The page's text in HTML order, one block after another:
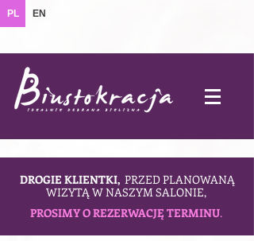
PL EN
DROGIE KLIENTKI, PRZED PLANOWANĄ
WIZYTĄ W NASZYM SALONIE,
PROSIMY O REZERWACJĘ TERMINU.